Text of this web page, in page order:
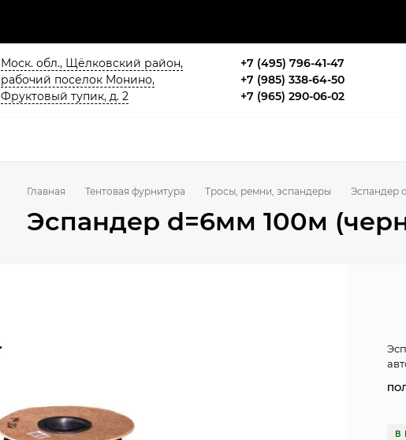
Моск. обл., Щёлковский район,
рабочий поселок Монино,
Фруктовый тупик, д. 2
+7 (495) 796-41-47
+7 (985) 338-64-50
+7 (965) 290-06-02
Главная Тентовая фурнитура Тросы, ремни, эспандеры Эспандер
Эспандер d=6мм 100м
В